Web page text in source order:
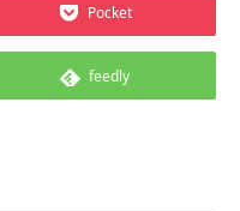
Pocket
feedly